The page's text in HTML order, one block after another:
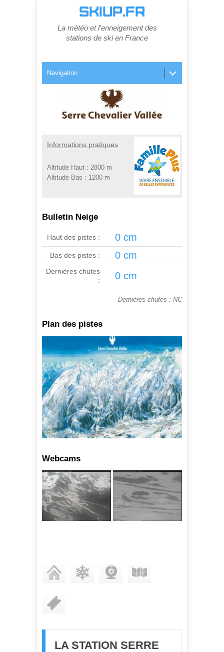
SKIUP.FR
La météo et l'enneigement des
stations de ski en France
Navigation
Informations pratiques
Altitude Haut : 2800 m
Altitude Bas : 1200 m
Bulletin Neige
Haut des pistes : 0 cm
Bas des pistes : 0 cm
Dernières chutes
:
0 cm
Dernières chutes : NC
Plan des pistes
Webcams
LA STATION SERRE